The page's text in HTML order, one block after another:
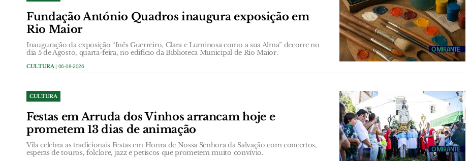
Fundação António Quadros inaugura exposição em
Rio Maior
Inauguração da exposição “Inês Guerreiro, Clara e Luminosa como a sua Alma” decorre no
dia 5 de Agosto, quarta-feira, no edifício da Biblioteca Municipal de Rio Maior.
CULTURA | 06-08-2026
CULTURA
Festas em Arruda dos Vinhos arrancam hoje e
prometem 13 dias de animação
Vila celebra as tradicionais Festas em Honra de Nossa Senhora da Salvação com concertos,
esperas de touros, folclore, jazz e petiscos que prometem muito convívio.